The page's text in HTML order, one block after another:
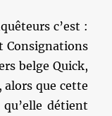
c’est :
Consignations
belge Quick,
que cette
détient